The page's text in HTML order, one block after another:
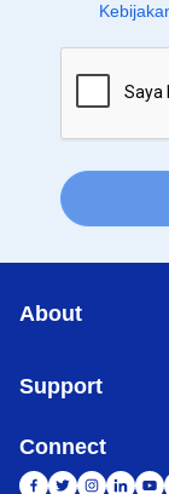
About
Support
Connect